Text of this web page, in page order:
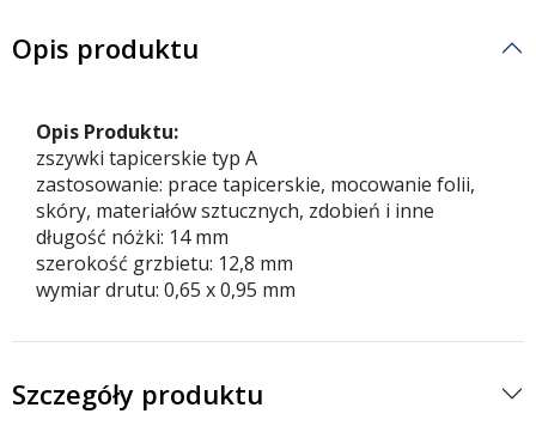
Opis produktu
Opis Produktu:
zszywki tapicerskie typ A
zastosowanie: prace tapicerskie, mocowanie folii,
skóry, materiałów sztucznych, zdobień i inne
długość nóżki: 14 mm
szerokość grzbietu: 12,8 mm
wymiar drutu: 0,65 x 0,95 mm
Szczegóły produktu